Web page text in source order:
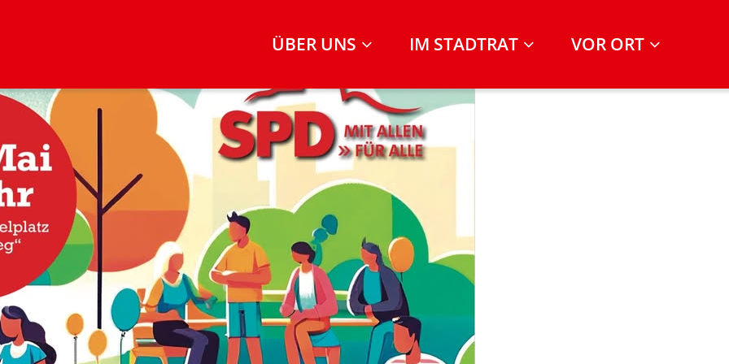
ÜBER UNS IM STADTRAT VOR ORT